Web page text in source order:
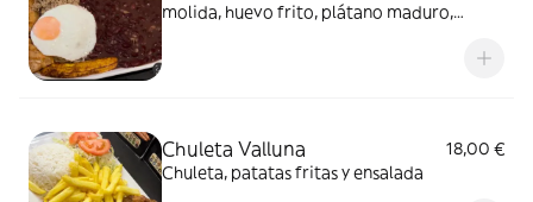
molida, huevo frito, plátano maduro,
Chuleta Valluna
18,00 €
Chuleta, patatas fritas y ensalada